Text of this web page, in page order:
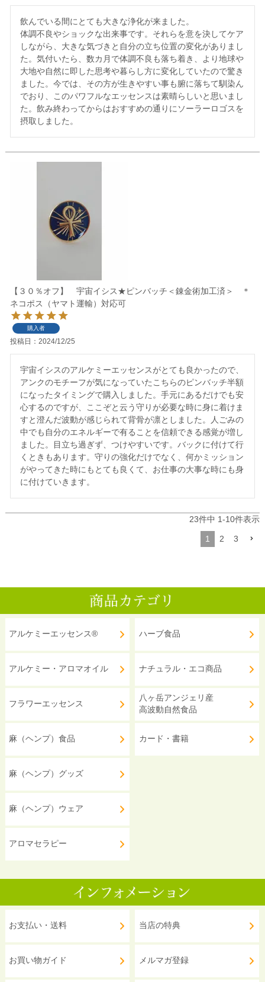
飲んでいる間にとても大きな浄化が来ました。
体調不良やショックな出来事です。それらを意を決してケア
しながら、大きな気づきと自分の立ち位置の変化がありまし
た。気付いたら、数カ月で体調不良も落ち着き、より地球や
大地や自然に即した思考や暮らし方に変化していたので驚き
ました。今では、その方が生きやすい事も腑に落ちて馴染ん
でおり、このパワフルなエッセンスは素晴らしいと思いまし
た。飲み終わってからはおすすめの通りにソーラーロゴスを
摂取しました。
【３０％オフ】 宇宙イシス★ピンバッチ＜錬金術加工済＞ ＊
ネコポス（ヤマト運輸）対応可
購入者
投稿日 2024/12/25
宇宙イシスのアルケミーエッセンスがとても良かったので、
アンクのモチーフが気になっていたこちらのピンバッチ半額
になったタイミングで購入しました。手元にあるだけでも安
心するのですが、ここぞと云う守りが必要な時に身に着けま
すと澄んだ波動が感じられて背骨が凛としました。人ごみの
中でも自分のエネルギーで有ることを信頼できる感覚が増し
ました。目立ち過ぎず、つけやすいです。バックに付けて行
くときもあります。守りの強化だけでなく、何かミッション
がやってきた時にもとても良くて、お仕事の大事な時にも身
に付けていきます。
23件中 1-10件表示
1 2 3
アルケミーエッセンス®
アルケミー・アロマオイル
フラワーエッセンス
麻（ヘンプ）食品
麻（ヘンプ）グッズ
麻（ヘンプ）ウェア
アロマセラピー
ハーブ食品
ナチュラル・エコ商品
八ヶ岳アンジェリ産
高波動自然食品
カード・書籍
お支払い・送料
お買い物ガイド
当店の特典
メルマガ登録